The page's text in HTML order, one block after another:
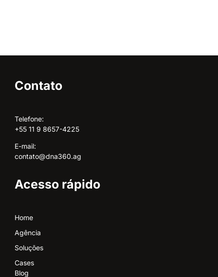
Contato
Telefone:
+55 11 9 8657-4225
E-mail:
contato@dna360.ag
Acesso rápido
Home
Agência
Soluções
Cases
Blog